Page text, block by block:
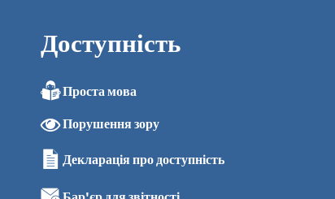
Доступність
Проста мова
Порушення зору
Декларація про доступність